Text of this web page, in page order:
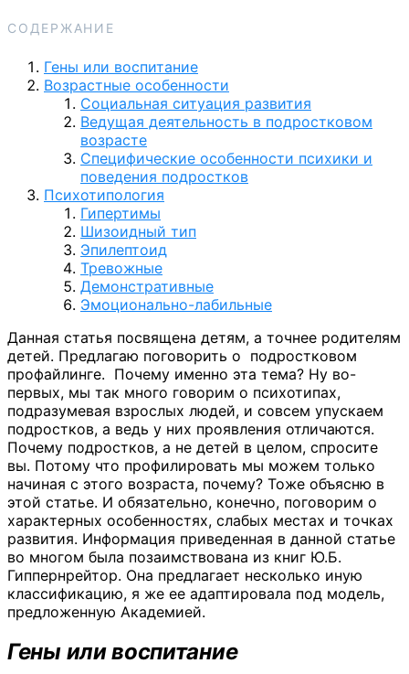
СОДЕРЖАНИЕ
Гены или воспитание
Возрастные особенности
Социальная ситуация развития
Ведущая деятельность в подростковом
возрасте
Специфические особенности психики и
поведения подростков
Психотипология
Гипертимы
Шизоидный тип
Эпилептоид
Тревожные
Демонстративные
Эмоционально-лабильные
Данная статья посвящена детям, а точнее родителям
детей. Предлагаю поговорить о подростковом
профайлинге. Почему именно эта тема? Ну во-
первых, мы так много говорим о психотипах,
подразумевая взрослых людей, и совсем упускаем
подростков, а ведь у них проявления отличаются.
Почему подростков, а не детей в целом, спросите
вы. Потому что профилировать мы можем только
начиная с этого возраста, почему? Тоже объясню в
этой статье. И обязательно, конечно, поговорим о
характерных особенностях, слабых местах и точках
развития. Информация приведенная в данной статье
во многом была позаимствована из книг Ю.Б.
Гиппернрейтор. Она предлагает несколько иную
классификацию, я же ее адаптировала под модель,
предложенную Академией.
Гены или воспитание